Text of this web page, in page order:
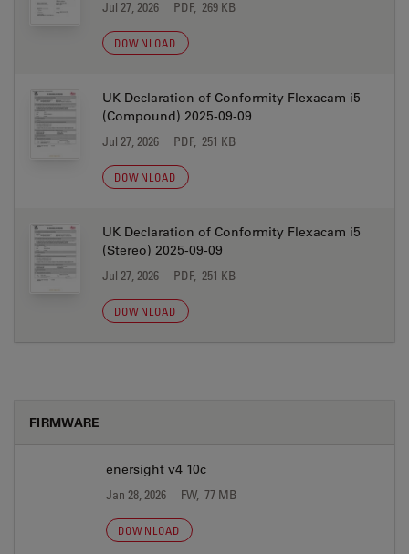
Jul 27, 2026 PDF, 269 KB
DOWNLOAD
UK Declaration of Conformity Flexacam i5
(Compound) 2025-09-09
Jul 27, 2026 PDF, 251 KB
DOWNLOAD
UK Declaration of Conformity Flexacam i5
(Stereo) 2025-09-09
Jul 27, 2026 PDF, 251 KB
DOWNLOAD
FIRMWARE
enersight v4 10c
Jan 28, 2026 FW, 77 MB
DOWNLOAD